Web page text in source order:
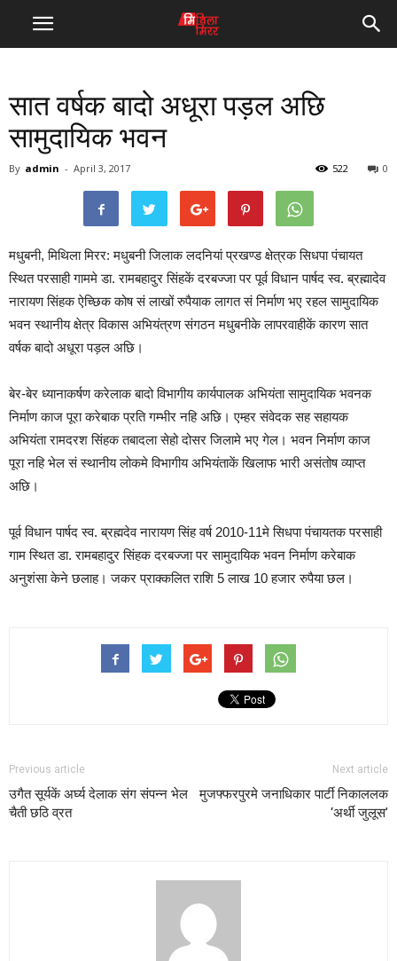
सात वर्षक बादो अधूरा पड़ल अछि
सामुदायिक भवन
By admin - April 3, 2017 0
522
मधुबनी, मिथिला मिरर: मधुबनी जिलाक लदनियां प्रखण्ड क्षेत्रक सिधपा पंचायत
स्थित परसाही गाममे डा. रामबहादुर सिंहकें दरबज्जा पर पूर्व विधान पार्षद स्व. ब्रह्मादेव
नारायण सिंहक ऐच्छिक कोष सं लाखों रुपैयाक लागत सं निर्माण भए रहल सामुदायिक
भवन स्थानीय क्षेत्र विकास अभियंत्रण संगठन मधुबनीके लापरवाहीकें कारण सात
वर्षक बादो अधूरा पड़ल अछि।
बेर-बेर ध्यानाकर्षण करेलाक बादो विभागीय कार्यपालक अभियंता सामुदायिक भवनक
निर्माण काज पूरा करेबाक प्रति गम्भीर नहि अछि। एम्हर संवेदक सह सहायक
अभियंता रामदरश सिंहक तबादला सेहो दोसर जिलामे भए गेल। भवन निर्माण काज
पूरा नहि भेल सं स्थानीय लोकमे विभागीय अभियंताकें खिलाफ भारी असंतोष व्याप्त
अछि।
पूर्व विधान पार्षद स्व. ब्रह्मदेव नारायण सिंह वर्ष 2010-11मे सिधपा पंचायतक परसाही
गाम स्थित डा. रामबहादुर सिंहक दरबज्जा पर सामुदायिक भवन निर्माण करेबाक
अनुशंसा केने छलाह। जकर प्राक्कलित राशि 5 लाख 10 हजार रुपैया छल।
Previous article
उगैत सूर्यकें अर्घ्य देलाक संग संपन्न भेल
चैती छठि व्रत
Next article
मुजफ्फरपुरमे जनाधिकार पार्टी निकाललक
‘अर्थी जुलूस’